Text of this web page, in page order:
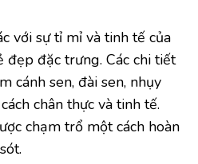
với sự tỉ mỉ và tinh tế của
đẹp đặc trưng. Các chi tiết
cánh sen, đài sen, nhụy
chân thực và tinh tế.
chạm trổ một cách hoàn